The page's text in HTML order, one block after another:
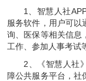
1、智慧人社
服务软件，用户可以
询、医保等相关信息
工作、参加人事考试
2、《智慧人社
障公共服务平台，社